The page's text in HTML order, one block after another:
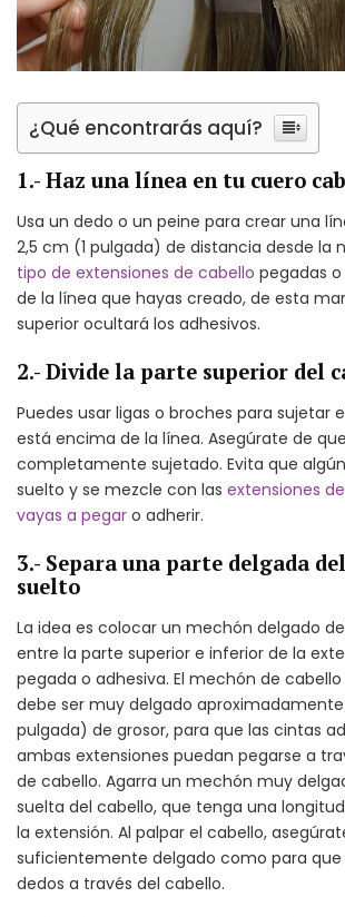
¿Qué encontrarás aquí?
1.- Haz una línea en tu cuero
Usa un dedo o un peine para crear una
2,5 cm (1 pulgada) de distancia desde la
tipo de extensiones de cabello pegadas
de la línea que hayas creado, de esta
superior ocultará los adhesivos.
2.- Divide la parte superior del
Puedes usar ligas o broches para sujetar
está encima de la línea. Asegúrate de
completamente sujetado. Evita que
suelto y se mezcle con las extensiones
vayas a pegar o adherir.
3.- Separa una parte delgada
suelto
La idea es colocar un mechón delgado
entre la parte superior e inferior de la
pegada o adhesiva. El mechón de
debe ser muy delgado aproximadamente
pulgada) de grosor, para que las cintas
ambas extensiones puedan pegarse a
de cabello. Agarra un mechón muy
suelta del cabello, que tenga una
la extensión. Al palpar el cabello,
suficientemente delgado como para que
dedos a través del cabello.